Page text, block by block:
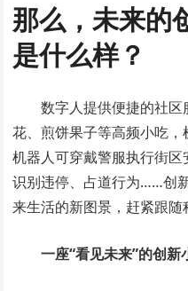
那么，未来的
是什么样？
数字人提供便捷的社
花、煎饼果子等高频小吃，
机器人可穿戴警服执行街
识别违停、占道行为……创
来生活的新图景，赶紧跟随
一座“看见未来”的创新